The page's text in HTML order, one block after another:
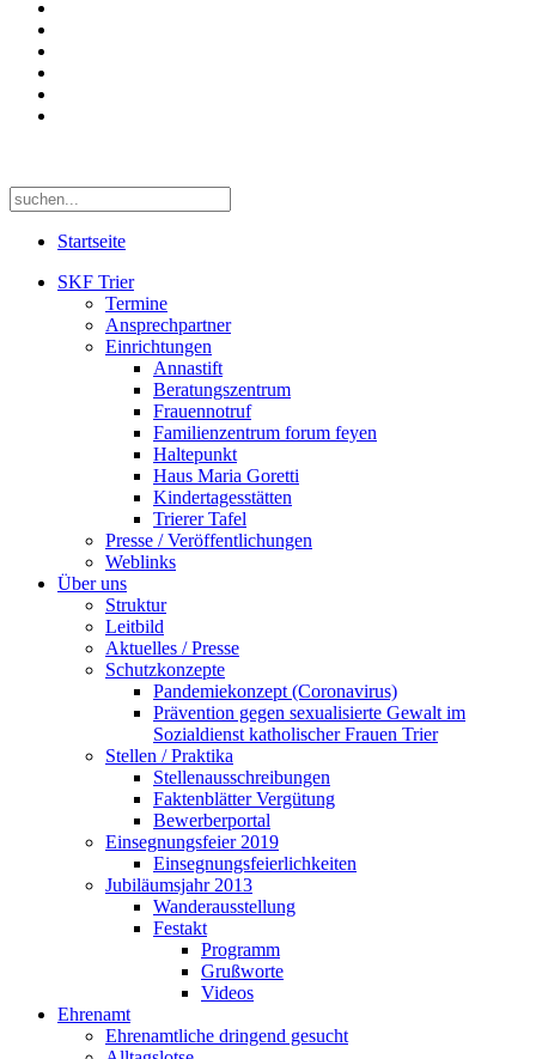
Startseite
SKF Trier
Termine
Ansprechpartner
Einrichtungen
Annastift
Beratungszentrum
Frauennotruf
Familienzentrum forum feyen
Haltepunkt
Haus Maria Goretti
Kindertagesstätten
Trierer Tafel
Presse / Veröffentlichungen
Weblinks
Über uns
Struktur
Leitbild
Aktuelles / Presse
Schutzkonzepte
Pandemiekonzept (Coronavirus)
Prävention gegen sexualisierte Gewalt im
Sozialdienst katholischer Frauen Trier
Stellen / Praktika
Stellenausschreibungen
Faktenblätter Vergütung
Bewerberportal
Einsegnungsfeier 2019
Einsegnungsfeierlichkeiten
Jubiläumsjahr 2013
Wanderausstellung
Festakt
Programm
Grußworte
Videos
Ehrenamt
Ehrenamtliche dringend gesucht